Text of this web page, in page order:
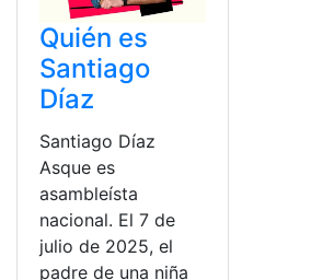
Quién es
Santiago
Díaz
Santiago Díaz
Asque es
asambleísta
nacional. El 7 de
julio de 2025, el
padre de una niña